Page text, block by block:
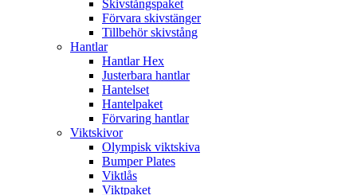
Skivstångspaket
Förvara skivstänger
Tillbehör skivstång
Hantlar
Hantlar Hex
Justerbara hantlar
Hantelset
Hantelpaket
Förvaring hantlar
Viktskivor
Olympisk viktskiva
Bumper Plates
Viktlås
Viktpaket